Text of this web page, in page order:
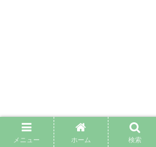
メニュー ホーム 検索